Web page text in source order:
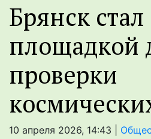
Брянск стал
площадкой
проверки
10 апреля 2026, 14:43 |